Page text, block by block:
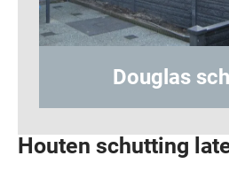
Hout-
Houten schutting